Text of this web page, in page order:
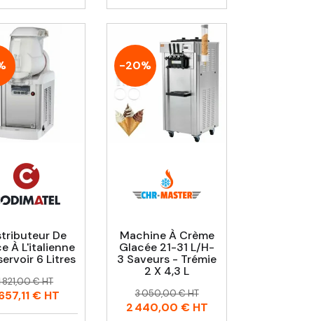
De
À L'italienne
6 Litres
821,00 € HT
€HT
-20%
Machine À Crème
Glacée 21-31 L/h-
3 Saveurs - Trémie
2 X 4,3 L
Prix
Prix
habituel
3 050,00 € HT
2 440,00 €HT